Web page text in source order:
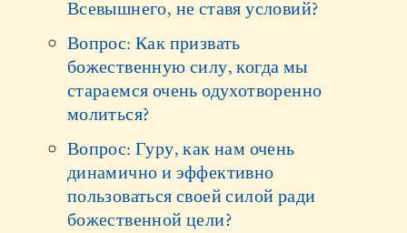
Всевышнего, не ставя условий?
Вопрос: Как призвать
божественную силу, когда мы
стараемся очень одухотворенно
молиться?
Вопрос: Гуру, как нам очень
динамично и эффективно
пользоваться своей силой ради
божественной цели?